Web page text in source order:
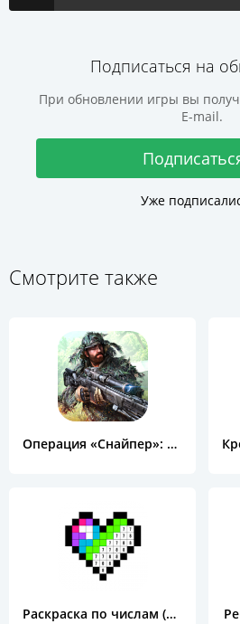
Подписаться на
При обновлении игры вы
E-mail.
Уже
Смотрите также
Операция «Снайпер»: Топ 3D шутер
Раскраска по числам (Color by Number)